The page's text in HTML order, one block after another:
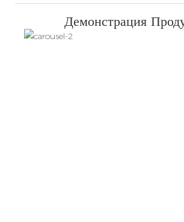
Демонстрация